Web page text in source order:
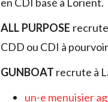
ALL PURPOSE recrute
CDD ou CDI à
GUNBOAT recrute à
un-e menuisier